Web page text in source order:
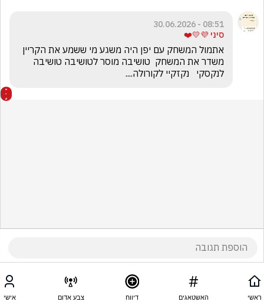
08:51 - 30.06.2026
סיני 💜💛❤️
לנקסקי   נקזקיי לקורולה....
ראשי האשטאגים דיווח צבע אדום אישי